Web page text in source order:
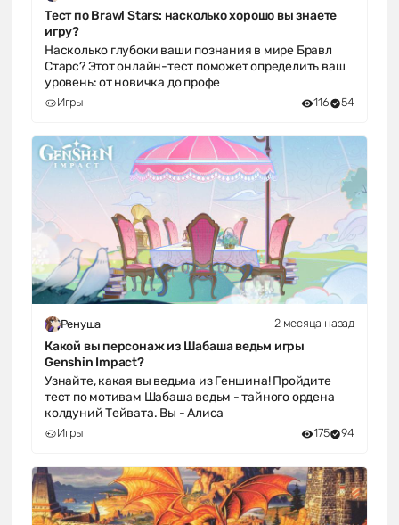
Тест по Brawl Stars: насколько хорошо вы знаете
игру?
Насколько глубоки ваши познания в мире Бравл
Старс? Этот онлайн-тест поможет определить ваш
уровень: от новичка до профе
Игры 116 54
Ренуша 2 месяца назад
Какой вы персонаж из Шабаша ведьм игры
Genshin Impact?
Узнайте, какая вы ведьма из Геншина! Пройдите
тест по мотивам Шабаша ведьм - тайного ордена
колдуний Тейвата. Вы - Алиса
Игры 175 94